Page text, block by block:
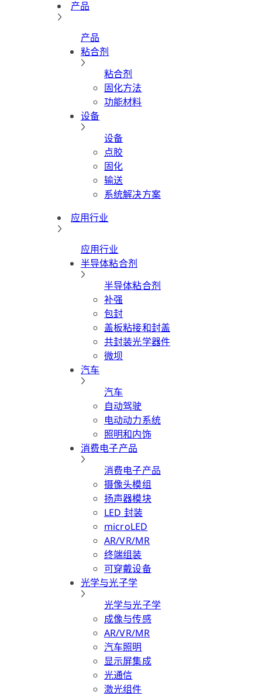
产品
产品
粘合剂
粘合剂
固化方法
功能材料
设备
设备
点胶
固化
输送
系统解决方案
应用行业
应用行业
半导体粘合剂
半导体粘合剂
补强
包封
盖板粘接和封盖
共封装光学器件
微坝
汽车
汽车
自动驾驶
电动动力系统
照明和内饰
消费电子产品
消费电子产品
摄像头模组
扬声器模块
LED 封装
microLED
AR/VR/MR
终端组装
可穿戴设备
光学与光子学
光学与光子学
成像与传感
AR/VR/MR
汽车照明
显示屏集成
光通信
激光组件